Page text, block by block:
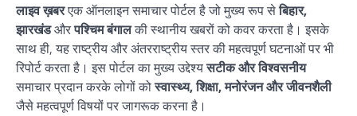
लाइव ख़बरएक ऑनलाइन समाचार पोर्टल है जो मुख्य रूप सेबिहार,
झारखंडऔरपश्चिम बंगालकी स्थानीय खबरों को कवर करता है। इसके
साथ ही, यह राष्ट्रीय और अंतरराष्ट्रीय स्तर की महत्वपूर्ण घटनाओं पर भी
रिपोर्ट करता है। इस पोर्टल का मुख्य उद्देश्यसटीक और विश्वसनीय
समाचार प्रदान करके लोगों कोस्वास्थ्य, शिक्षा, मनोरंजन और जीवनशैली
जैसे महत्वपूर्ण विषयों पर जागरूक करना है।